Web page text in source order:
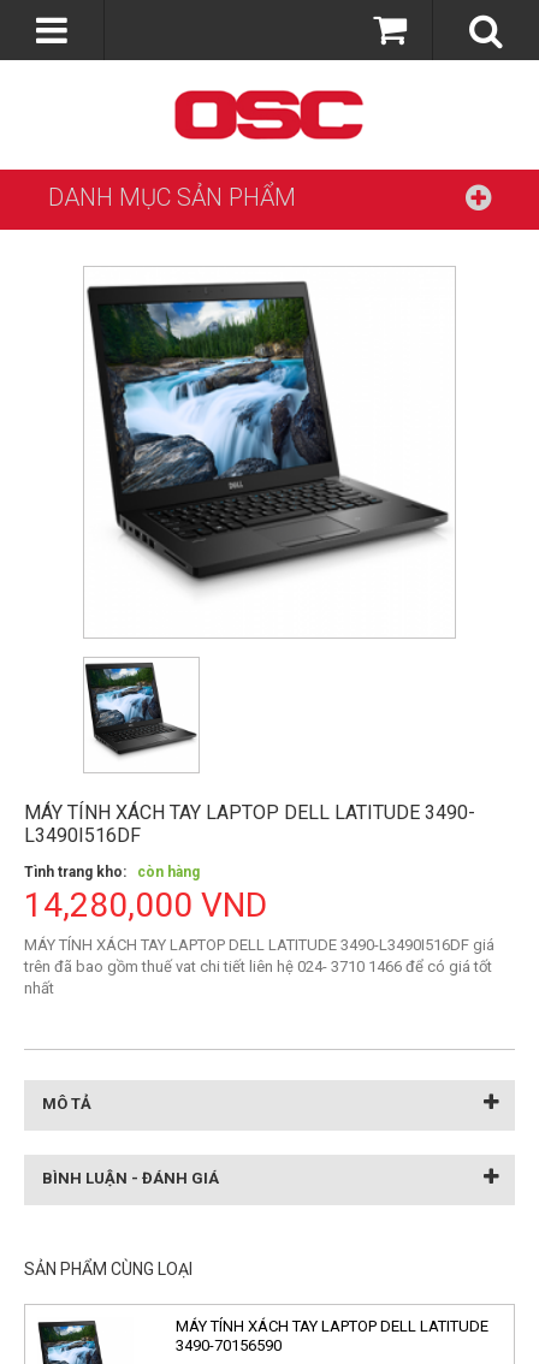
DANH MỤC SẢN PHẨM
MÁY TÍNH XÁCH TAY LAPTOP DELL LATITUDE 3490-
L3490I516DF
Tình trang kho: còn hàng
14,280,000 VND
MÁY TÍNH XÁCH TAY LAPTOP DELL LATITUDE 3490-L3490I516DF giá
trên đã bao gồm thuế vat chi tiết liên hệ 024- 3710 1466 để có giá tốt
nhất
MÔ TẢ
BÌNH LUẬN - ĐÁNH GIÁ
SẢN PHẨM CÙNG LOẠI
MÁY TÍNH XÁCH TAY LAPTOP DELL LATITUDE
3490-70156590